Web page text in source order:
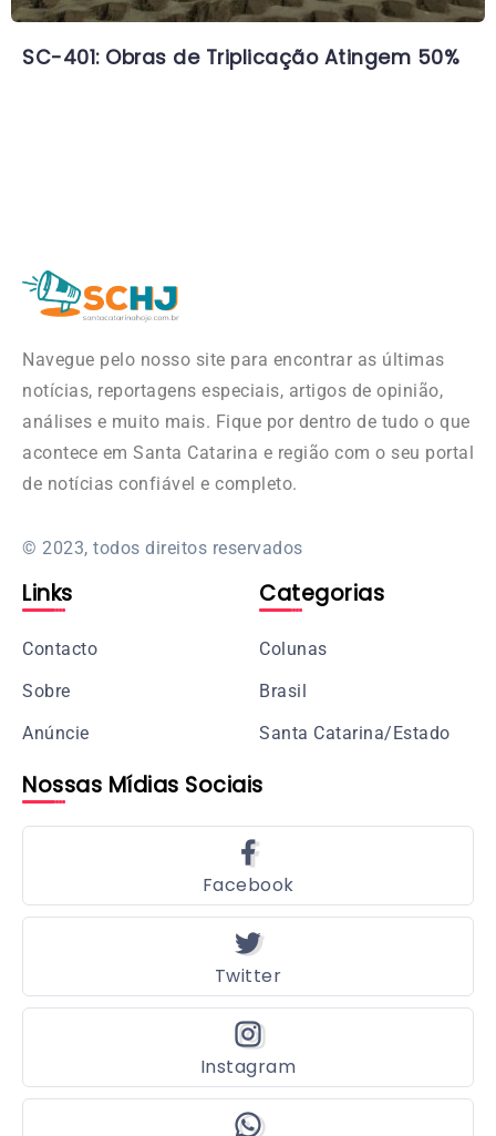
SC-401: Obras de Triplicação Atingem 50%
Navegue pelo nosso site para encontrar as últimas
notícias, reportagens especiais, artigos de opinião,
análises e muito mais. Fique por dentro de tudo o que
acontece em Santa Catarina e região com o seu portal
de notícias confiável e completo.
© 2023, todos direitos reservados
Links
Contacto
Sobre
Anúncie
Categorias
Colunas
Brasil
Santa Catarina/Estado
Nossas Mídias Sociais
Facebook
Twitter
Instagram